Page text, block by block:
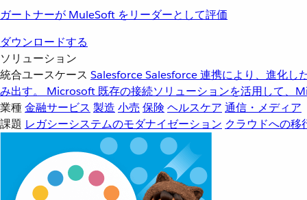
ガートナーが MuleSoft をリーダーとして評価
ダウンロードする
ソリューション
統合ユースケース SalesforceSalesforce 連携により、進化し
み出す。
Microsoft 既存の接続ソリューションを活用して、
業種金融サービス 製造 小売 保険 ヘルスケア 通信・メディア
課題 レガシーシステムのモダナイゼーション クラウドへの移